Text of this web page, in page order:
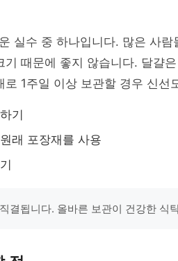
실수 중 하나입니다. 많은 사
때문에 좋지 않습니다. 달걀
1주일 이상 보관할 경우 신선
기
래 포장재를 사용
결됩니다. 올바른 보관이 건강한 식